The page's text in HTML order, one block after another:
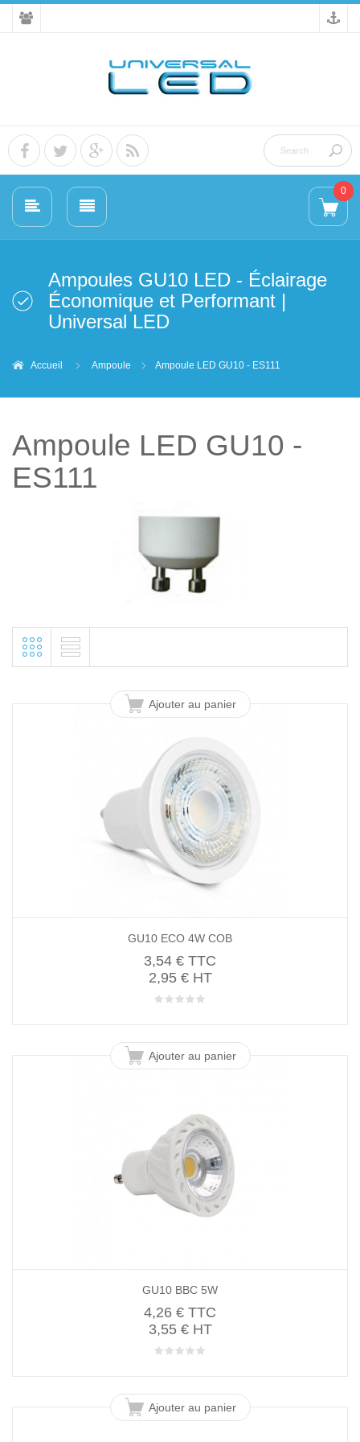
0
Ampoules GU10 LED - Éclairage
Économique et Performant |
Universal LED
Accueil Ampoule Ampoule LED GU10 - ES111
Ampoule LED GU10 -
ES111
Ajouter au panier
GU10 ECO 4W COB
3,54 € TTC
2,95 € HT
Ajouter au panier
GU10 BBC 5W
4,26 € TTC
3,55 € HT
Ajouter au panier